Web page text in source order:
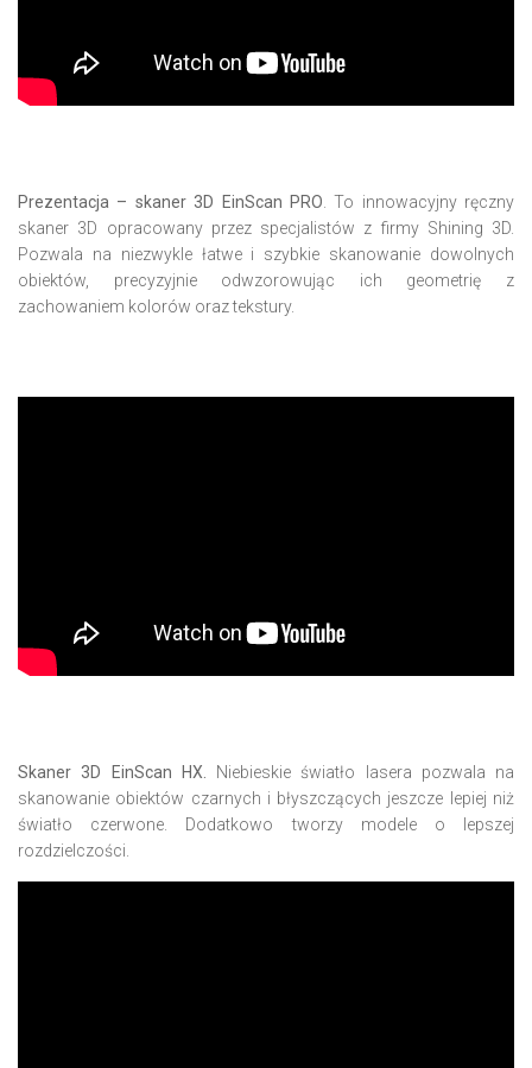
Prezentacja – skaner 3D EinScan PRO . To innowacyjny ręczny
skaner 3D opracowany przez specjalistów z firmy Shining 3D.
Pozwala na niezwykle łatwe i szybkie skanowanie dowolnych
obiektów, precyzyjnie odwzorowując ich geometrię z
zachowaniem kolorów oraz tekstury.
Skaner 3D EinScan HX.
Niebieskie światło lasera pozwala na
skanowanie obiektów czarnych i błyszczących jeszcze lepiej niż
światło czerwone. Dodatkowo tworzy modele o lepszej
rozdzielczości.